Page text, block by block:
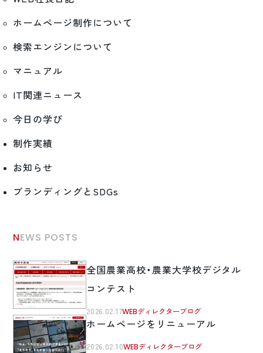
ホームページ制作について
検索エンジンについて
マニュアル
IT関連ニュース
今日の学び
制作実績
お知らせ
ブランディングとSDGs
NEWS POSTS
全国農業高校・農業大学校デジタル
コンテスト
2026.02.17WEBディレクターブログ
ホームページをリニューアル
2026.02.10WEBディレクターブログ